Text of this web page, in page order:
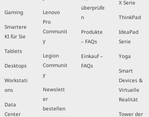
Gaming
Smartere
KI für Sie
Tablets
Desktops
Workstati
ons
Data
Center
Lenovo
Pro
Communit
y
Legion
Communit
y
Newslett
er
bestellen
überprüfe
n
Produkte
– FAQs
Einkauf –
FAQs
X Serie
ThinkPad
IdeaPad
Serie
Yoga
Smart
Devices &
Virtuelle
Realität
Tower der